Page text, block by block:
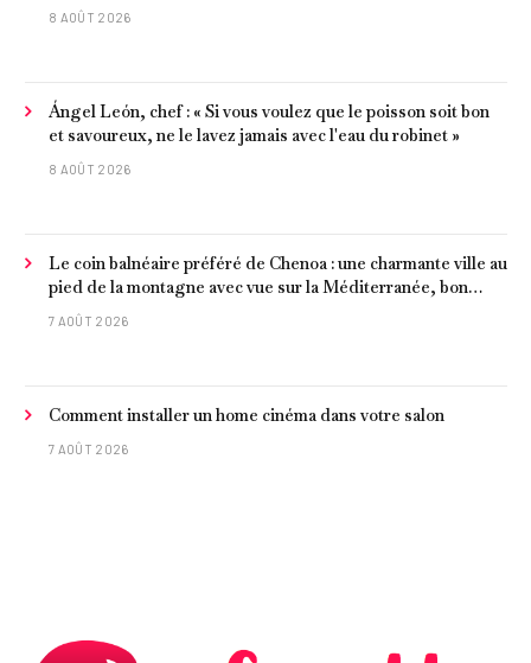
8 AOÛT 2026
Ángel León, chef : « Si vous voulez que le poisson soit bon
et savoureux, ne le lavez jamais avec l'eau du robinet »
8 AOÛT 2026
Le coin balnéaire préféré de Chenoa : une charmante ville au
pied de la montagne avec vue sur la Méditerranée, bon
poisson et criques isolées
7 AOÛT 2026
Comment installer un home cinéma dans votre salon
7 AOÛT 2026